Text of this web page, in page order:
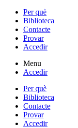
Per què
Biblioteca
Contacte
Provar
Accedir
Menu
Accedir
Per què
Biblioteca
Contacte
Provar
Accedir